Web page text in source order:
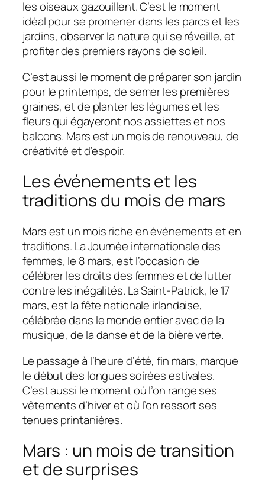
les oiseaux gazouillent. C’est le moment
idéal pour se promener dans les parcs et les
jardins, observer la nature qui se réveille, et
profiter des premiers rayons de soleil.
C’est aussi le moment de préparer son jardin
pour le printemps, de semer les premières
graines, et de planter les légumes et les
fleurs qui égayeront nos assiettes et nos
balcons. Mars est un mois de renouveau, de
créativité et d’espoir.
Les événements et les
traditions du mois de mars
Mars est un mois riche en événements et en
traditions. La Journée internationale des
femmes, le 8 mars, est l’occasion de
célébrer les droits des femmes et de lutter
contre les inégalités. La Saint-Patrick, le 17
mars, est la fête nationale irlandaise,
célébrée dans le monde entier avec de la
musique, de la danse et de la bière verte.
Le passage à l’heure d’été, fin mars, marque
le début des longues soirées estivales.
C’est aussi le moment où l’on range ses
vêtements d’hiver et où l’on ressort ses
tenues printanières.
Mars : un mois de transition
et de surprises